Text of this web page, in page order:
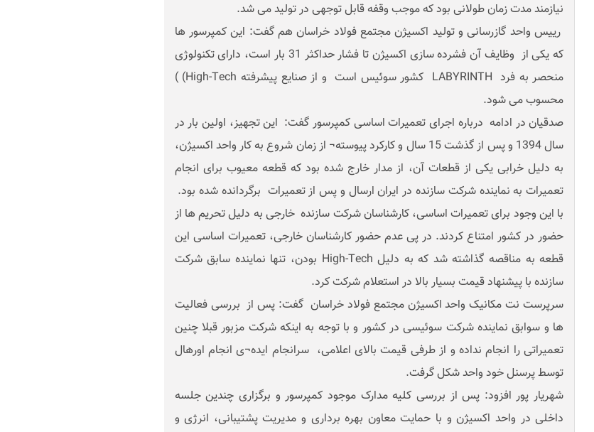
نیازمند مدت زمان طولانی بود که موجب وقفه قابل توجهی در تولید می شد.
رییس واحد گازرسانی و تولید اکسیژن مجتمع فولاد خراسان هم گفت: این کمپرسور ها
که یکی از وظایف آن فشرده سازی اکسیژن تا فشار حداکثر 31 بار است، دارای تکنولوژی
منحصر به فرد LABYRINTH کشور سوئیس است و از صنایع پیشرفته High-Tech) )
محسوب می شود.
صدقیان در ادامه درباره اجرای تعمیرات اساسی کمپرسور گفت: این تجهیز، اولین بار در
سال 1394 و پس از گذشت 15 سال و کارکرد پیوسته¬ از زمان شروع به کار واحد اکسیژن،
به دلیل خرابی یکی از قطعات آن، از مدار خارج شده بود که قطعه معیوب برای انجام
تعمیرات به نماینده شرکت سازنده در ایران ارسال و پس از تعمیرات برگردانده شده بود.
با این وجود برای تعمیرات اساسی، کارشناسان شرکت سازنده خارجی به دلیل تحریم ها از
حضور در کشور امتناع کردند. در پی عدم حضور کارشناسان خارجی، تعمیرات اساسی این
قطعه به مناقصه گذاشته شد که به دلیل High-Tech بودن، تنها نماینده سابق شرکت
سازنده با پیشنهاد قیمت بسیار بالا در استعلام شرکت کرد.
سرپرست نت مکانیک واحد اکسیژن مجتمع فولاد خراسان گفت: پس از بررسی فعالیت
ها و سوابق نماینده شرکت سوئیسی در کشور و با توجه به اینکه شرکت مزبور قبلا چنین
تعمیراتی را انجام نداده و از طرفی قیمت بالای اعلامی، سرانجام ایده¬ی انجام اورهال
توسط پرسنل خود واحد شکل گرفت.
شهریار پور افزود: پس از بررسی کلیه مدارک موجود کمپرسور و برگزاری چندین جلسه
داخلی در واحد اکسیژن و با حمایت معاون بهره برداری و مدیریت پشتیبانی، انرژی و